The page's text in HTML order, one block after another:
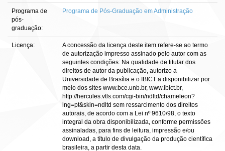
Programa de
pós-
graduação:
Programa de Pós-Graduação em Administração
Licença:
A concessão da licença deste item refere-se ao termo
de autorização impresso assinado pelo autor com as
seguintes condições: Na qualidade de titular dos
direitos de autor da publicação, autorizo a
Universidade de Brasília e o IBICT a disponibilizar por
meio dos sites www.bce.unb.br, www.ibict.br,
http://hercules.vtls.com/cgi-bin/ndltd/chameleon?
lng=pt&skin=ndltd sem ressarcimento dos direitos
autorais, de acordo com a Lei nº 9610/98, o texto
integral da obra disponibilizada, conforme permissões
assinaladas, para fins de leitura, impressão e/ou
download, a título de divulgação da produção científica
brasileira, a partir desta data.